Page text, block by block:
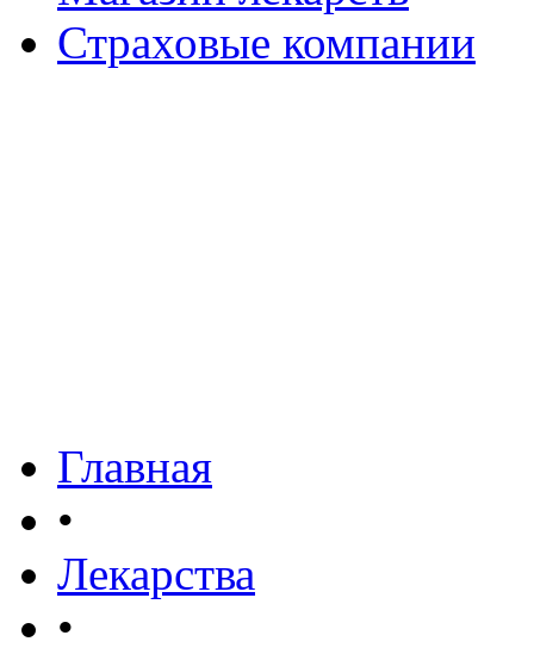
Страховые компании
Главная
•
Лекарства
•